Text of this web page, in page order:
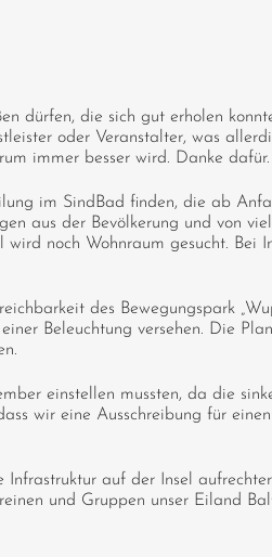
dürfen, die sich gut erholen
oder Veranstalter, was
immer besser wird. Danke dafür.
im SindBad finden, die ab
aus der Bevölkerung und von
noch Wohnraum gesucht. Bei
des Bewegungspark
Beleuchtung versehen. Die
einstellen mussten, da die
wir eine Ausschreibung für
auf der Insel
und Gruppen unser Eiland